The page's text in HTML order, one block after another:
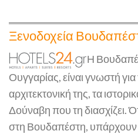
Ξενοδοχεία
Η
Ουγγαρίας, είναι γνωστή
αρχιτεκτονική της, τα
Δούναβη που τη διασχίζει.
στη Βουδαπέστη, υπάρχουν